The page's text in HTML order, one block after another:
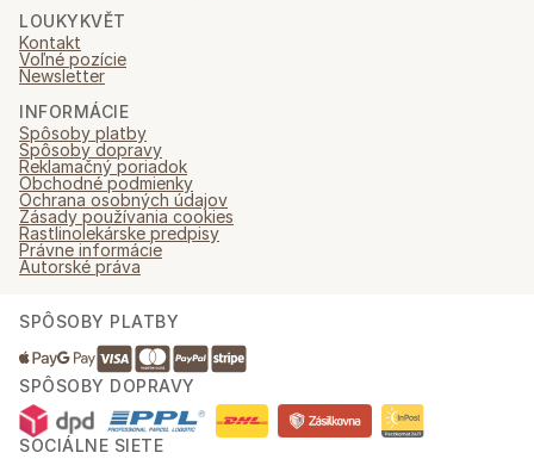
LOUKYKVĚT
Kontakt
Voľné pozície
Newsletter
INFORMÁCIE
Spôsoby platby
Spôsoby dopravy
Reklamačný poriadok
Obchodné podmienky
Ochrana osobných údajov
Zásady používania cookies
Rastlinolekárske predpisy
Právne informácie
Autorské práva
SPÔSOBY PLATBY
SPÔSOBY DOPRAVY
SOCIÁLNE SIETE